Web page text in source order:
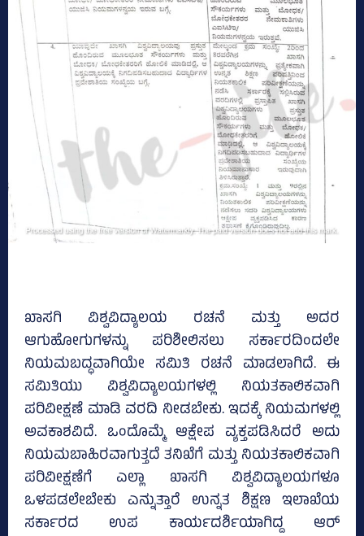
ಖಾಸಗಿ ವಿಶ್ವವಿದ್ಯಾಲಯ ರಚನೆ ಮತ್ತು ಅದರ
ಆಗುಹೋಗುಗಳನ್ನು ಪರಿಶೀಲಿಸಲು ಸರ್ಕಾರದಿಂದಲೇ
ನಿಯಮಬದ್ಧವಾಗಿಯೇ ಸಮಿತಿ ರಚನೆ ಮಾಡಲಾಗಿದೆ. ಈ
ಸಮಿತಿಯು ವಿಶ್ವವಿದ್ಯಾಲಯಗಳಲ್ಲಿ ನಿಯತಕಾಲಿಕವಾಗಿ
ಪರಿವೀಕ್ಷಣೆ ಮಾಡಿ ವರದಿ ನೀಡಬೇಕು. ಇದಕ್ಕೆ ನಿಯಮಗಳಲ್ಲಿ
ಅವಕಾಶವಿದೆ. ಒಂದೊಮ್ಮೆ ಆಕ್ಷೇಪ ವ್ಯಕ್ತಪಡಿಸಿದರೆ ಅದು
ನಿಯಮಬಾಹಿರವಾಗುತ್ತದೆ ತನಿಖೆಗೆ ಮತ್ತು ನಿಯತಕಾಲಿಕವಾಗಿ
ಪರಿವೀಕ್ಷಣೆಗೆ ಎಲ್ಲಾ ಖಾಸಗಿ ವಿಶ್ವವಿದ್ಯಾಲಯಗಳೂ
ಒಳಪಡಲೇಬೇಕು ಎನ್ನುತ್ತಾರೆ ಉನ್ನತ ಶಿಕ್ಷಣ ಇಲಾಖೆಯ
ಸರ್ಕಾರದ ಉಪ ಕಾರ್ಯದರ್ಶಿಯಾಗಿದ್ದ ಆರ್‌